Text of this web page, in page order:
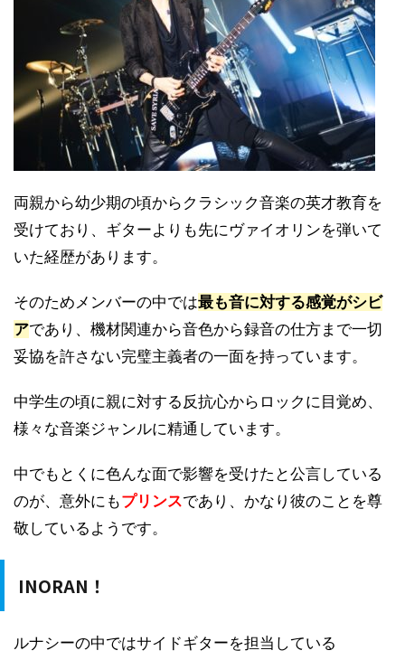
両親から幼少期の頃からクラシック音楽の英才教育を
受けており、ギターよりも先にヴァイオリンを弾いて
いた経歴があります。
そのためメンバーの中では最も音に対する感覚がシビ
アであり、機材関連から音色から録音の仕方まで一切
妥協を許さない完璧主義者の一面を持っています。
中学生の頃に親に対する反抗心からロックに目覚め、
様々な音楽ジャンルに精通しています。
中でもとくに色んな面で影響を受けたと公言している
のが、意外にもプリンスであり、かなり彼のことを尊
敬しているようです。
INORAN！
ルナシーの中ではサイドギターを担当している